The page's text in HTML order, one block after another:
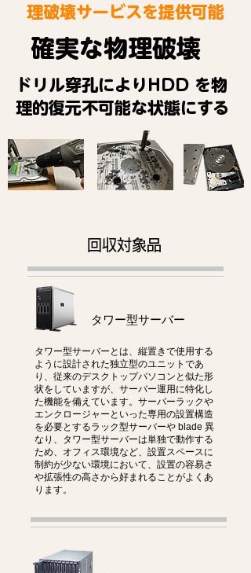
理破壊サービスを提供可能
確実な物理破壊
ドリル穿孔によりHDD を物
理的復元不可能な状態にする
回収対象品
タワー型サーバー
タワー型サーバーとは、縦置きで使用する
ように設計された独立型のユニットであ
り、従来のデスクトップパソコンと似た形
状をしていますが、サーバー運用に特化し
た機能を備えています。サーバーラックや
エンクロージャーといった専用の設置構造
を必要とするラック型サーバーや blade 異
なり、タワー型サーバーは単独で動作する
ため、オフィス環境など、設置スペースに
制約が少ない環境において、設置の容易さ
や拡張性の高さから好まれることがよくあ
ります。